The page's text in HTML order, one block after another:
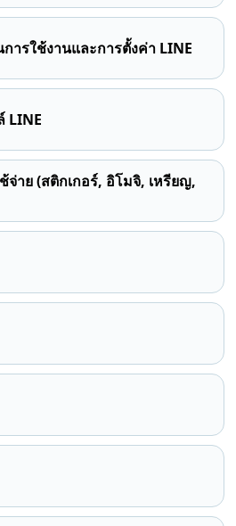
ารใช้งานและการตั้งค่า LINE
LINE
จ่าย (สติกเกอร์, อิโมจิ, เหรียญ,